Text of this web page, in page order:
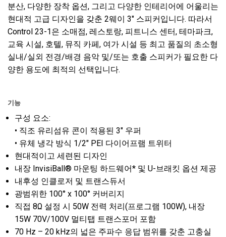
분산, 다양한 장착 옵션, 그리고 다양한 인테리어에 어울리는
현대적 고급 디자인을 갖춘 2웨이 3" 스피커입니다. 따라서
Control 23-1은 소매점, 레스토랑, 피트니스 센터, 테마파크,
교육 시설, 호텔, 뮤직 카페, 여가 시설 등 최고 품질의 초소형
실내/실외 전경/배경 음악 및/또는 호출 스피커가 필요한 다
양한 용도에 최적의 선택입니다.
기능
구성 요소:
• 직조 유리섬유 콘이 적용된 3" 우퍼
• 유체 냉각 방식 1/2" PEI 다이어프램 트위터
현대적이고 세련된 디자인
내장 InvisiBall® 마운팅 하드웨어* 및 U-브래킷 옵션 제공
내후성 인클로저 및 트랜스듀서
광범위한 100° x 100° 커버리지
직접 8Ω 설정 시 50W 전력 처리(프로그램 100W), 내장
15W 70V/100V 멀티탭 트랜스포머 포함
70 Hz – 20 kHz의 넓은 주파수 응답 범위를 갖춘 고충실